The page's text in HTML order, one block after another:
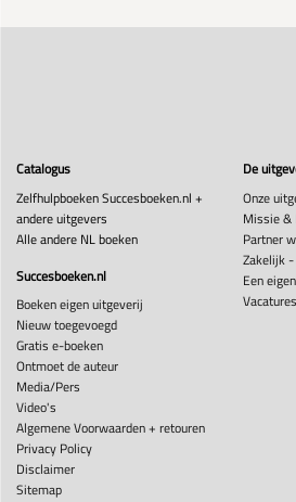
Catalogus
Zelfhulpboeken Succesboeken.nl +
andere uitgevers
Alle andere NL boeken
Succesboeken.nl
Boeken eigen uitgeverij
Nieuw toegevoegd
Gratis e-boeken
Ontmoet de auteur
Media/Pers
Video's
Algemene Voorwaarden + retouren
Privacy Policy
Disclaimer
Sitemap
De
Onze
Missie &
Partner
Zakelijk -
Een
Vacatures